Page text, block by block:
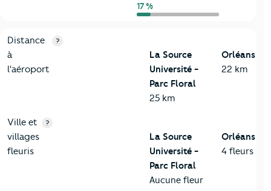
17 %
3-Environnement
Critères La Source Université - Parc Floral
Distance
à
l'aéroport
?
La Source
Université -
Parc Floral
25 km
Orléans
22 km
Ville et
villages
fleuris
?
La Source
Université -
Parc Floral
Aucune fleur
Orléans
4 fleurs